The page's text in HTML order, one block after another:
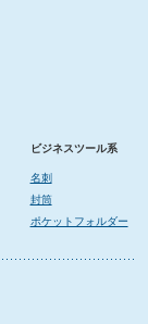
ビジネスツール系
名刺
封筒
ポケットフォルダー